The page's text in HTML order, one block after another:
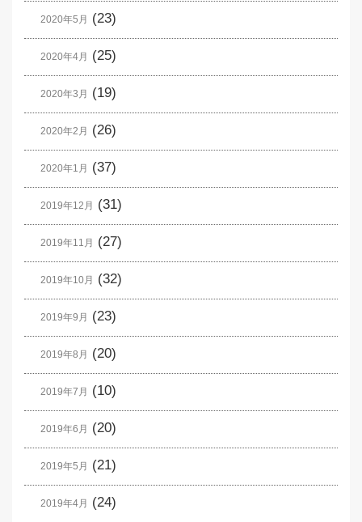
2020年5月 (23)
2020年4月 (25)
2020年3月 (19)
2020年2月 (26)
2020年1月 (37)
2019年12月 (31)
2019年11月 (27)
2019年10月 (32)
2019年9月 (23)
2019年8月 (20)
2019年7月 (10)
2019年6月 (20)
2019年5月 (21)
2019年4月 (24)